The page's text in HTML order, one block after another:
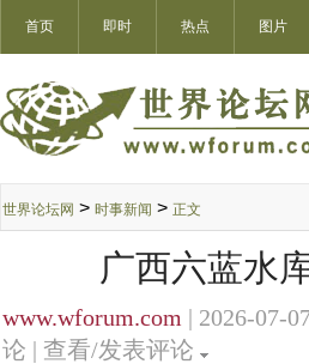
首页 即时 热点 图片
世界论坛网 > 时事新闻 > 正文
广西六蓝水
www.wforum.com | 2026-07-
论 | 查看/发表评论